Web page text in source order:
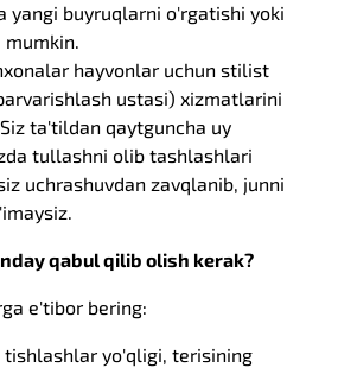
yangi buyruqlarni o'rgatishi yoki
hayvonlar uchun stilist
ustasi) xizmatlarini
ta'tildan qaytguncha uy
tullashni olib tashlashlari
uchrashuvdan zavqlanib, junni
qabul qilib olish kerak?
e'tibor bering:
tishlashlar yo'qligi, terisining